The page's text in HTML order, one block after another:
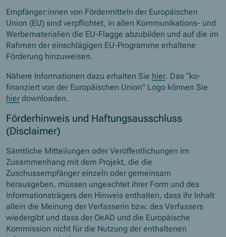
Empfänger:innen von Fördermitteln der Europäischen
Union (EU) sind verpflichtet, in allen Kommunikations- und
Werbematerialien die EU-Flagge abzubilden und auf die im
Rahmen der einschlägigen EU-Programme erhaltene
Förderung hinzuweisen.
Nähere Informationen dazu erhalten Sie hier. Das “ko-
finanziert von der Europäischen Union” Logo können Sie
hier downloaden.
Förderhinweis und Haftungsausschluss
(Disclaimer)
Sämtliche Mitteilungen oder Veröffentlichungen im
Zusammenhang mit dem Projekt, die die
Zuschussempfänger einzeln oder gemeinsam
herausgeben, müssen ungeachtet ihrer Form und des
Informationsträgers den Hinweis enthalten, dass ihr Inhalt
allein die Meinung der Verfasserin bzw. des Verfassers
wiedergibt und dass der OeAD und die Europäische
Kommission nicht für die Nutzung der enthaltenen